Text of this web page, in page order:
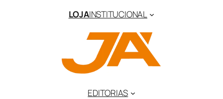
LOJAINSTITUCIONAL
EDITORIAS